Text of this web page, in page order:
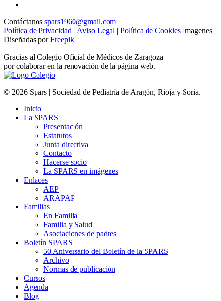
Contáctanos spars1960@gmail.com
Política de Privacidad | Aviso Legal | Política de Cookies Imagenes
Diseñadas porFreepik
Gracias al Colegio Oficial de Médicos de Zaragoza
por colaborar en la renovación de la página web.
© 2026 Spars | Sociedad de Pediatría de Aragón, Rioja y Soria.
Inicio
La SPARS
Presentación
Estatutos
Junta directiva
Contacto
Hacerse socio
La SPARS en imágenes
Enlaces
AEP
ARAPAP
Familias
En Familia
Familia y Salud
Asociaciones de padres
Boletín SPARS
50 Aniversario del Boletín de la SPARS
Archivo
Normas de publicación
Cursos
Agenda
Blog